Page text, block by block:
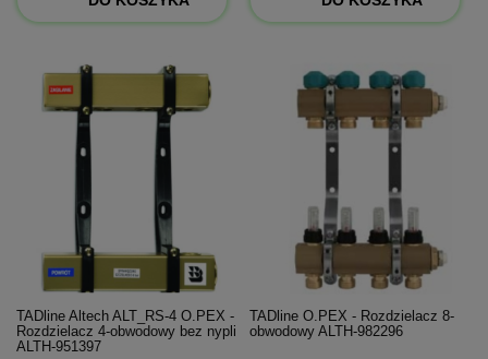
TADline Altech ALT_RS-4 O.PEX -
Rozdzielacz 4-obwodowy bez nypli
ALTH-951397
TADline O.PEX - Rozdzielacz 8-
obwodowy ALTH-982296